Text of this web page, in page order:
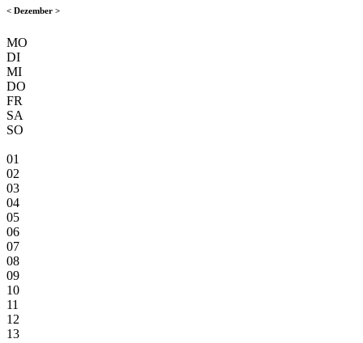
< Dezember >
MO
DI
MI
DO
FR
SA
SO
01
02
03
04
05
06
07
08
09
10
11
12
13